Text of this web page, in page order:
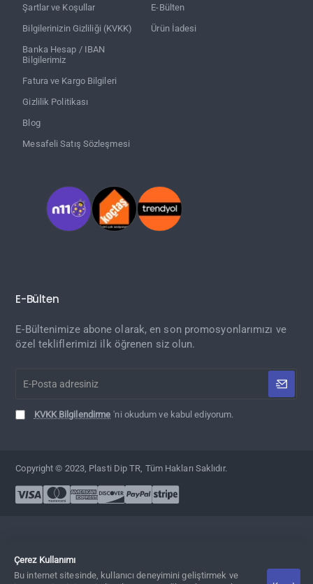
Çerez Kullanımı
Bu internet sitesinde, kullanıcı deneyimini geliştirmek ve
Şartlar ve Koşullar
Bilgilerinizin Gizliliği (KVKK)
Banka Hesap / IBAN
Bilgilerimiz
Fatura ve Kargo Bilgileri
Gizlilik Politikası
Blog
Mesafeli Satış Sözleşmesi
E-Bülten
Ürün İadesi
E-Bülten
E-Bültenimize abone olarak, en son promosyonlarımızı ve
özel tekliflerimizi ilk öğrenen siz olun.
Posta
KVKK Bilgilendirme 'ni okudum ve kabul ediyorum.
Copyright © 2023, Plasti Dip TR, Tüm Hakları Saklıdır.